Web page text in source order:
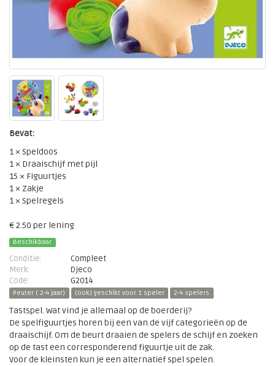
Bevat:
1 × Speldoos
1 × Draaischijf met pijl
15 × Figuurtjes
1 × Zakje
1 × Spelregels
€ 2.50 per lening
Beschikbaar
Conditie:
Compleet
Merk:
Djeco
Code:
G2014
Peuter ( 2-4 jaar) (ook) geschikt voor 1 speler 2-4 spelers
Tastspel. Wat vind je allemaal op de boerderij?
De spelfiguurtjes horen bij een van de vijf categorieën op de
draaischijf. Om de beurt draaien de spelers de schijf en zoeken
op de tast een corresponderend figuurtje uit de zak.
Voor de kleinsten kun je een alternatief spel spelen.